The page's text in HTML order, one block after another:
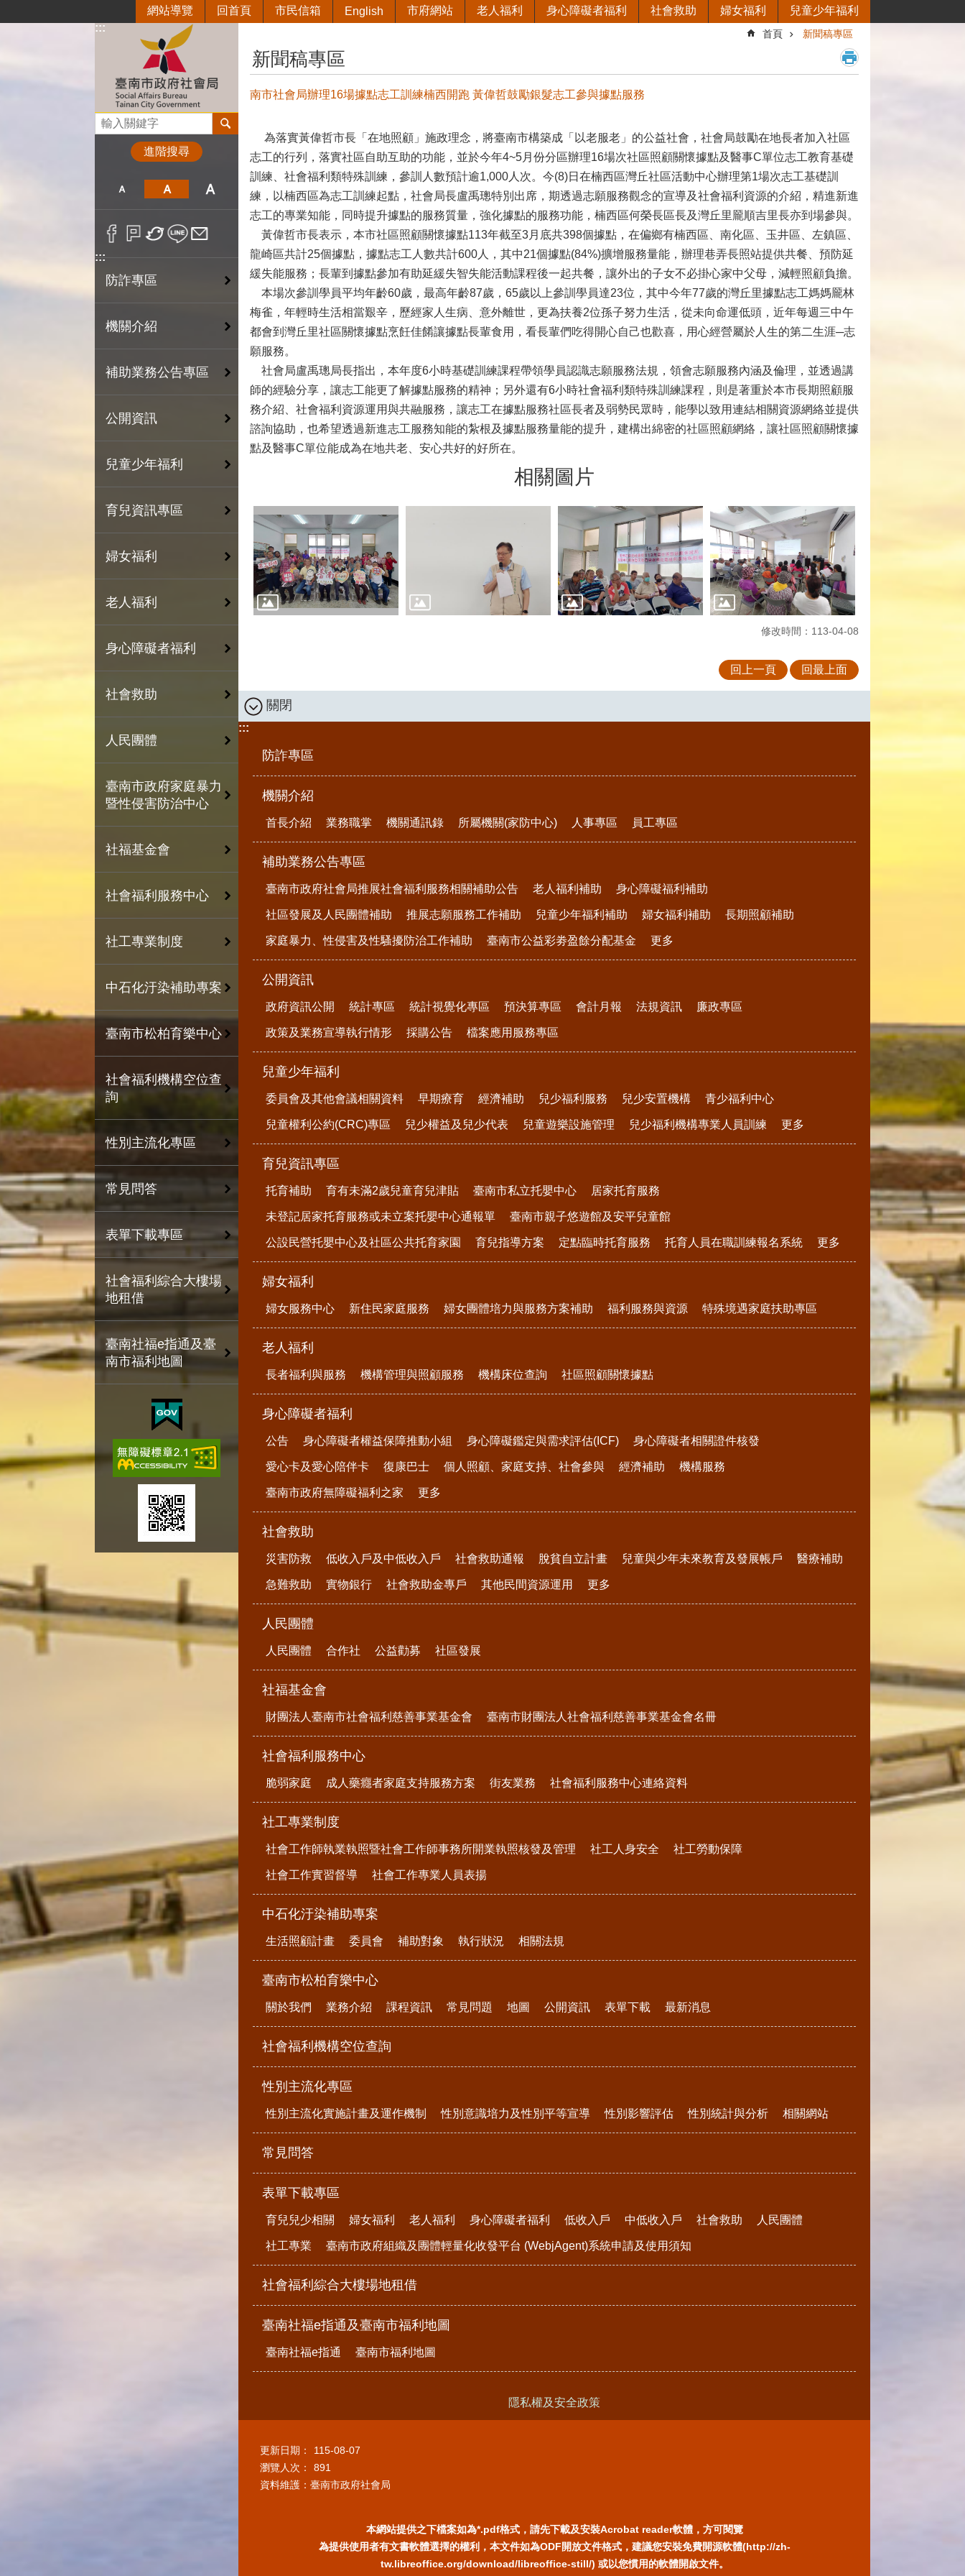
:::
網站導覽 回首頁 市民信箱 English 市府網站 老人福利 身心障礙者福利 社會救助 婦女福利 兒童少年福利
搜尋
進階搜尋
:::
防詐專區
機關介紹
補助業務公告專區
公開資訊
兒童少年福利
育兒資訊專區
婦女福利
老人福利
身心障礙者福利
社會救助
人民團體
臺南市政府家庭暴力
暨性侵害防治中心
社福基金會
社會福利服務中心
社工專業制度
中石化汙染補助專案
臺南市松柏育樂中心
社會福利機構空位查
詢
性別主流化專區
常見問答
表單下載專區
社會福利綜合大樓場
地租借
臺南社福e指通及臺
南市福利地圖
首頁 新聞稿專區
新聞稿專區
南市社會局辦理16場據點志工訓練楠西開跑 黃偉哲鼓勵銀髮志工參與據點服務
為落實黃偉哲市長「在地照顧」施政理念，將臺南市構築成「以老服老」的公益社會，社會局鼓勵在地長者加入社區
志工的行列，落實社區自助互助的功能，並於今年4~5月份分區辦理16場次社區照顧關懷據點及醫事C單位志工教育基礎
訓練、社會福利類特殊訓練，參訓人數預計逾1,000人次。今(8)日在楠西區灣丘社區活動中心辦理第1場次志工基礎訓
練，以楠西區為志工訓練起點，社會局長盧禹璁特別出席，期透過志願服務觀念的宣導及社會福利資源的介紹，精進新進
志工的專業知能，同時提升據點的服務質量，強化據點的服務功能，楠西區何榮長區長及灣丘里龎順吉里長亦到場參與。
黃偉哲市長表示，本市社區照顧關懷據點113年截至3月底共398個據點，在偏鄉有楠西區、南化區、玉井區、左鎮區、
龍崎區共計25個據點，據點志工人數共計600人，其中21個據點(84%)擴增服務量能，辦理巷弄長照站提供共餐、預防延
緩失能服務；長輩到據點參加有助延緩失智失能活動課程後一起共餐，讓外出的子女不必掛心家中父母，減輕照顧負擔。
本場次參訓學員平均年齡60歲，最高年齡87歲，65歲以上參訓學員達23位，其中今年77歲的灣丘里據點志工媽媽龎林
梅雀，年輕時生活相當艱辛，歷經家人生病、意外離世，更為扶養2位孫子努力生活，從未向命運低頭，近年每週三中午
都會到灣丘里社區關懷據點烹飪佳餚讓據點長輩食用，看長輩們吃得開心自己也歡喜，用心經營屬於人生的第二生涯─志
願服務。
社會局盧禹璁局長指出，本年度6小時基礎訓練課程帶領學員認識志願服務法規，領會志願服務內涵及倫理，並透過講
師的經驗分享，讓志工能更了解據點服務的精神；另外還有6小時社會福利類特殊訓練課程，則是著重於本市長期照顧服
務介紹、社會福利資源運用與共融服務，讓志工在據點服務社區長者及弱勢民眾時，能學以致用連結相關資源網絡並提供
諮詢協助，也希望透過新進志工服務知能的紮根及據點服務量能的提升，建構出綿密的社區照顧網絡，讓社區照顧關懷據
點及醫事C單位能成為在地共老、安心共好的好所在。
相關圖片
修改時間：113-04-08
回上一頁 回最上面
關閉
:::
防詐專區
機關介紹
首長介紹 業務職掌 機關通訊錄 所屬機關(家防中心) 人事專區 員工專區
補助業務公告專區
臺南市政府社會局推展社會福利服務相關補助公告 老人福利補助 身心障礙福利補助
社區發展及人民團體補助 推展志願服務工作補助 兒童少年福利補助 婦女福利補助 長期照顧補助
家庭暴力、性侵害及性騷擾防治工作補助 臺南市公益彩劵盈餘分配基金 更多
公開資訊
政府資訊公開 統計專區 統計視覺化專區 預決算專區 會計月報 法規資訊 廉政專區
政策及業務宣導執行情形 採購公告 檔案應用服務專區
兒童少年福利
委員會及其他會議相關資料 早期療育 經濟補助 兒少福利服務 兒少安置機構 青少福利中心
兒童權利公約(CRC)專區 兒少權益及兒少代表 兒童遊樂設施管理 兒少福利機構專業人員訓練 更多
育兒資訊專區
托育補助 育有未滿2歲兒童育兒津貼 臺南市私立托嬰中心 居家托育服務
未登記居家托育服務或未立案托嬰中心通報單 臺南市親子悠遊館及安平兒童館
公設民營托嬰中心及社區公共托育家園 育兒指導方案 定點臨時托育服務 托育人員在職訓練報名系統 更多
婦女福利
婦女服務中心 新住民家庭服務 婦女團體培力與服務方案補助 福利服務與資源 特殊境遇家庭扶助專區
老人福利
長者福利與服務 機構管理與照顧服務 機構床位查詢 社區照顧關懷據點
身心障礙者福利
公告 身心障礙者權益保障推動小組 身心障礙鑑定與需求評估(ICF) 身心障礙者相關證件核發
愛心卡及愛心陪伴卡 復康巴士 個人照顧、家庭支持、社會參與 經濟補助 機構服務
臺南市政府無障礙福利之家 更多
社會救助
災害防救 低收入戶及中低收入戶 社會救助通報 脫貧自立計畫 兒童與少年未來教育及發展帳戶 醫療補助
急難救助 實物銀行 社會救助金專戶 其他民間資源運用 更多
人民團體
人民團體 合作社 公益勸募 社區發展
社福基金會
財團法人臺南市社會福利慈善事業基金會 臺南市財團法人社會福利慈善事業基金會名冊
社會福利服務中心
脆弱家庭 成人藥癮者家庭支持服務方案 街友業務 社會福利服務中心連絡資料
社工專業制度
社會工作師執業執照暨社會工作師事務所開業執照核發及管理 社工人身安全 社工勞動保障
社會工作實習督導 社會工作專業人員表揚
中石化汙染補助專案
生活照顧計畫 委員會 補助對象 執行狀況 相關法規
臺南市松柏育樂中心
關於我們 業務介紹 課程資訊 常見問題 地圖 公開資訊 表單下載 最新消息
社會福利機構空位查詢
性別主流化專區
性別主流化實施計畫及運作機制 性別意識培力及性別平等宣導 性別影響評估 性別統計與分析 相關網站
常見問答
表單下載專區
育兒兒少相關 婦女福利 老人福利 身心障礙者福利 低收入戶 中低收入戶 社會救助 人民團體
社工專業 臺南市政府組織及團體輕量化收發平台 (WebjAgent)系統申請及使用須知
社會福利綜合大樓場地租借
臺南社福e指通及臺南市福利地圖
臺南社福e指通 臺南市福利地圖
隱私權及安全政策
更新日期：
115-08-07
瀏覽人次：
891
資料維護：臺南市政府社會局
本網站提供之下檔案如為*.pdf格式，請先下載及安裝Acrobat reader軟體，方可閱覽
為提供使用者有文書軟體選擇的權利，本文件如為ODF開放文件格式，建議您安裝免費開源軟體(http://zh-
tw.libreoffice.org/download/libreoffice-still/) 或以您慣用的軟體開啟文件。